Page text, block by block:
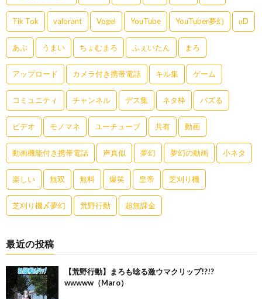
Tik Tok valorant Vogel YouTube YouTuber夢幻 αD
あぶ うまい ちょむまろ ふぇいたん まろ
アップロード カメラ付き携帯電話 キル集 ゲーム
コミュニティ チャンネル デス集 ネタ枠 バズる
ビデオ モノマネ ユーチューブ 共有 動画
動画機能付き携帯電話 声真似 夢幻 夢幻の動画 小ネタ
楽しい 無双 無料 爆笑 皇帝 芝刈り機
芝刈り機〆夢幻 荒野行動 超無課金
最近の投稿
【荒野行動】まろも唸る激ウマクリップ!?!?
wwwww（Maro）